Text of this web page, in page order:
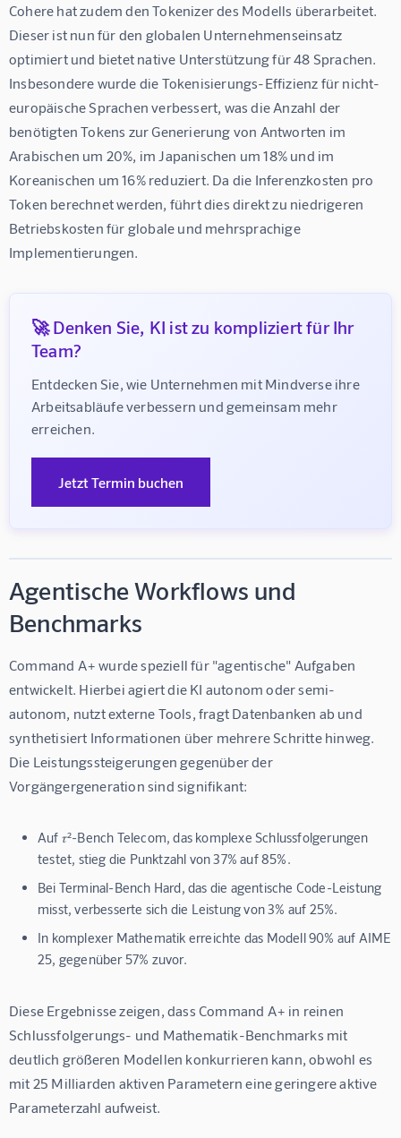
Cohere hat zudem den Tokenizer des Modells überarbeitet.
Dieser ist nun für den globalen Unternehmenseinsatz
optimiert und bietet native Unterstützung für 48 Sprachen.
Insbesondere wurde die Tokenisierungs-Effizienz für nicht-
europäische Sprachen verbessert, was die Anzahl der
benötigten Tokens zur Generierung von Antworten im
Arabischen um 20%, im Japanischen um 18% und im
Koreanischen um 16% reduziert. Da die Inferenzkosten pro
Token berechnet werden, führt dies direkt zu niedrigeren
Betriebskosten für globale und mehrsprachige
Implementierungen.
🚀 Denken Sie, KI ist zu kompliziert für Ihr
Team?
Entdecken Sie, wie Unternehmen mit Mindverse ihre
Arbeitsabläufe verbessern und gemeinsam mehr
erreichen.
Jetzt Termin buchen
Agentische Workflows und
Benchmarks
Command A+ wurde speziell für "agentische" Aufgaben
entwickelt. Hierbei agiert die KI autonom oder semi-
autonom, nutzt externe Tools, fragt Datenbanken ab und
synthetisiert Informationen über mehrere Schritte hinweg.
Die Leistungssteigerungen gegenüber der
Vorgängergeneration sind signifikant:
Auf 𝜏²-Bench Telecom, das komplexe Schlussfolgerungen
testet, stieg die Punktzahl von 37% auf 85%.
Bei Terminal-Bench Hard, das die agentische Code-Leistung
misst, verbesserte sich die Leistung von 3% auf 25%.
In komplexer Mathematik erreichte das Modell 90% auf AIME
25, gegenüber 57% zuvor.
Diese Ergebnisse zeigen, dass Command A+ in reinen
Schlussfolgerungs- und Mathematik-Benchmarks mit
deutlich größeren Modellen konkurrieren kann, obwohl es
mit 25 Milliarden aktiven Parametern eine geringere aktive
Parameterzahl aufweist.